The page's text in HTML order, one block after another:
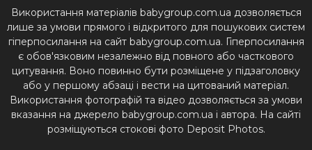
Використання матеріалів babygroup.com.ua дозволяється
лише за умови прямого і відкритого для пошукових систем
гіперпосилання на сайт babygroup.com.ua. Гіперпосилання
є обов'язковим незалежно від повного або часткового
цитування. Воно повинно бути розміщене у підзаголовку
або у першому абзаці і вести на цитований матеріал.
Використання фотографій та відео дозволяється за умови
вказання на джерело babygroup.com.ua і автора. На сайті
розміщуються стокові фото Deposit Photos.